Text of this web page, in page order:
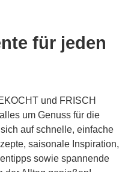
für jeden
und FRISCH
um Genuss für die
auf schnelle, einfache
saisonale Inspiration,
sowie spannende